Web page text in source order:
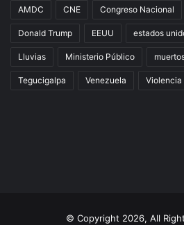
AMDC CNE Congreso Nacional
Donald Trump EEUU estados
Lluvias Ministerio Público
Tegucigalpa Venezuela Violencia
© Copyright 2026, All